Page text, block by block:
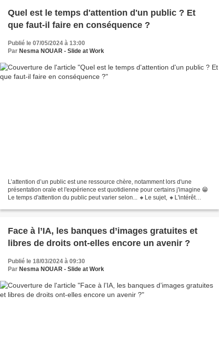
Quel est le temps d'attention d'un public ? Et
que faut-il faire en conséquence ?
Publié le 07/05/2024 à 13:00
Par Nesma NOUAR - Slide at Work
L’attention d’un public est une ressource chère, notamment lors d'une
présentation orale et l'expérience est quotidienne pour certains j'imagine 😁
Le temps d'attention du public peut varier selon... 🔸Le sujet, 🔸L'intérêt
Face à l’IA, les banques d’images gratuites et
libres de droits ont-elles encore un avenir ?
Publié le 18/03/2024 à 09:30
Par Nesma NOUAR - Slide at Work